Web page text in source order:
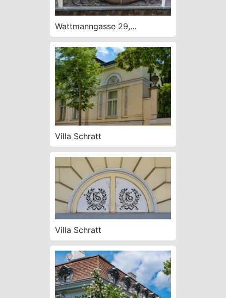
Wattmanngasse 29,
Schokoladehaus, 1914 E.
Lichtblau, expressionist.
Majolika W. Russ
Villa Schratt
Villa Schratt